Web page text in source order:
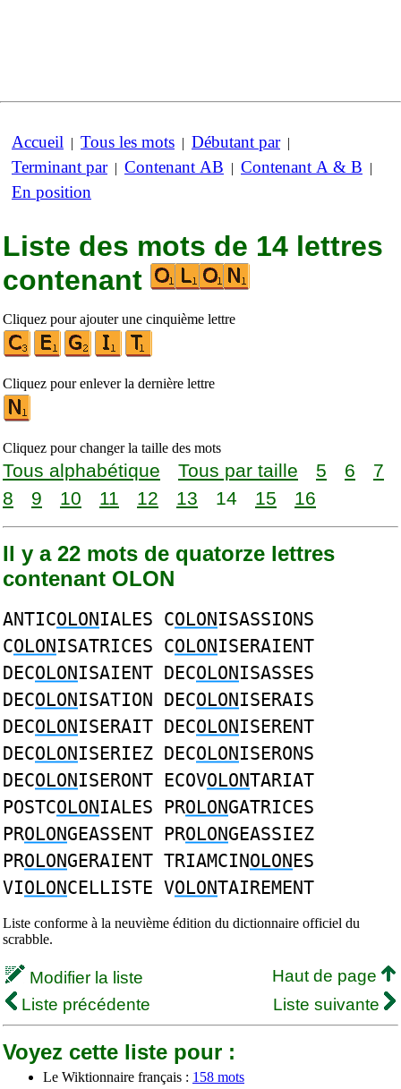
Accueil | Tous les mots | Débutant par|
Terminant par| Contenant AB | Contenant A & B |
En position
Liste des mots de 14 lettres
contenant
Cliquez pour ajouter une cinquième lettre
Cliquez pour enlever la dernière lettre
Cliquez pour changer la taille des mots
Tous alphabétique Tous par taille 5 6
7
8
9 10 11 12 13 14 15 16
Il y a 22 mots de quatorze lettres
contenant OLON
ANTICOLONIALES COLONISASSIONS
COLONISATRICES COLONISERAIENT
DECOLONISAIENT DECOLONISASSES
DECOLONISATION DECOLONISERAIS
DECOLONISERAIT DECOLONISERENT
DECOLONISERIEZ DECOLONISERONS
DECOLONISERONT ECOVOLONTARIAT
POSTCOLONIALES PROLONGATRICES
PROLONGEASSENT PROLONGEASSIEZ
PROLONGERAIENT TRIAMCINOLONES
VIOLONCELLISTE VOLONTAIREMENT
Liste conforme à la neuvième édition du dictionnaire officiel du
scrabble.
Modifier la liste
Haut de page
Liste précédente
Liste suivante
Voyez cette liste pour :
Le Wiktionnaire français : 158 mots